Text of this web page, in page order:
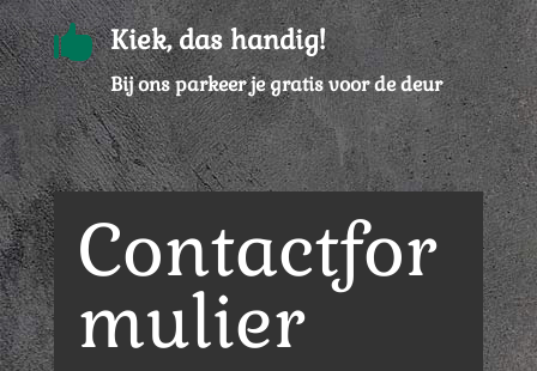
 Kiek, das handig!
Bij ons parkeer je gratis voor de deur
Contactfor
mulier